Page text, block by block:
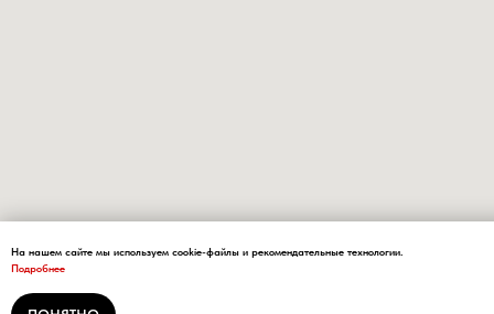
На нашем сайте мы используем cookie-файлы и рекомендательные технологии.
Подробнее